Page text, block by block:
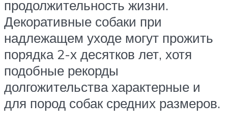
продолжительность жизни.
Декоративные собаки при
надлежащем уходе могут прожить
порядка 2-х десятков лет, хотя
подобные рекорды
долгожительства характерные и
для пород собак средних размеров.